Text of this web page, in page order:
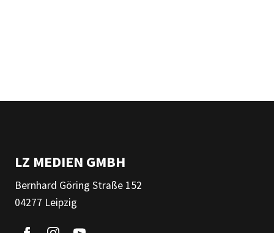
LZ MEDIEN GMBH
Bernhard Göring Straße 152
04277 Leipzig